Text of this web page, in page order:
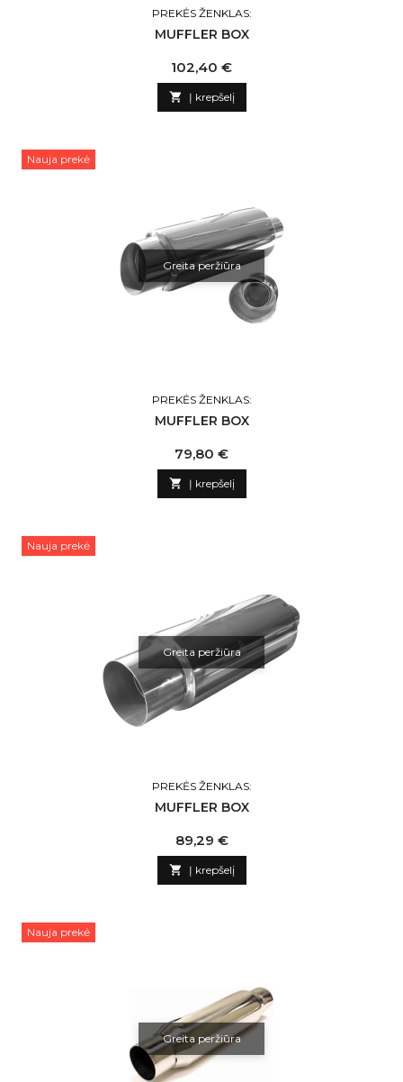
PREKĖS ŽENKLAS:
MUFFLER BOX
Kaina
102,40 €
 Į krepšelį
Nauja prekė
Greita peržiūra
PREKĖS ŽENKLAS:
MUFFLER BOX
Kaina
79,80 €
 Į krepšelį
Nauja prekė
Greita peržiūra
PREKĖS ŽENKLAS:
MUFFLER BOX
Kaina
89,29 €
 Į krepšelį
Nauja prekė
Greita peržiūra